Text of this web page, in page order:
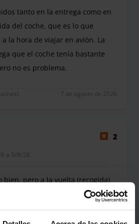
servicio valet, esto implica que no
el cliente acuda al parking y en
de servicios o sala de espera.
tanto en la entrega como en
del coche, que es lo que
a la hora de viajar en avión. La
que el coche tenía bastante
no es problema.
7 de agosto de 2026
2
a 5/8/26
bien, pero a la vuelta (recogida)
horas!!para la entrega